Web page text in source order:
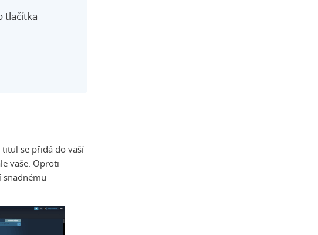
tlačítka
se přidá do vaší
vaše. Oproti
snadnému